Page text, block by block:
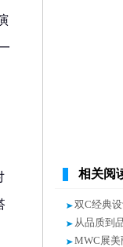
相关阅
从品质到